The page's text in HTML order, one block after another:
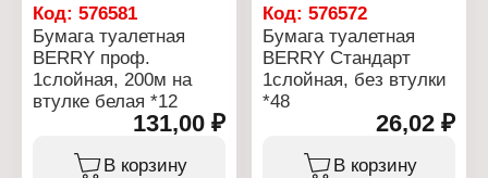
Код: 576581
Бумага туалетная
BERRY проф.
1слойная, 200м на
втулке белая *12
131,00 ₽
В корзину
Код:576572
Бумага туалетная
BERRY Стандарт
1слойная, без втулки
*48
26,02 ₽
В корзину